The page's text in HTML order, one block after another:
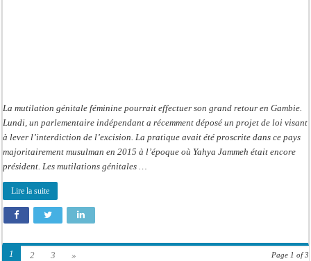
La mutilation génitale féminine pourrait effectuer son grand retour en Gambie.
Lundi, un parlementaire indépendant a récemment déposé un projet de loi visant
à lever l’interdiction de l’excision. La pratique avait été proscrite dans ce pays
majoritairement musulman en 2015 à l’époque où Yahya Jammeh était encore
président. Les mutilations génitales …
Lire la suite
Page 1 of 3
1 2 3 »